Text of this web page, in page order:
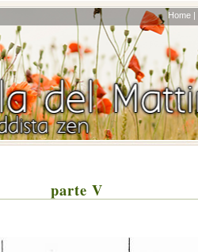
Home |
parte V